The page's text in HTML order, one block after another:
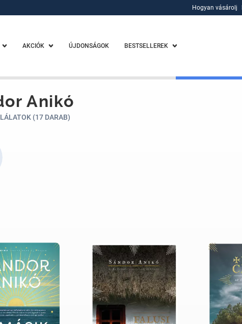
Hogyan vásárolj
AKCIÓK ÚJDONSÁGOK BESTSELLEREK
Anikó
(17 DARAB)